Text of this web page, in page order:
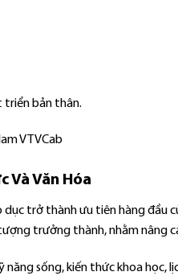
triển bản thân.
Và Văn Hóa
trở thành ưu tiên hàng đầu
trưởng thành, nhằm nâng
sống, kiến thức khoa học,